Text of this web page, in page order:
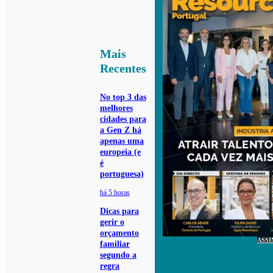
Mais
Recentes
No top 3 das
melhores
cidades para
a Gen Z há
apenas uma
europeia (e
é
portuguesa)
há 5 horas
Dicas para
gerir o
orçamento
familiar
segundo a
regra